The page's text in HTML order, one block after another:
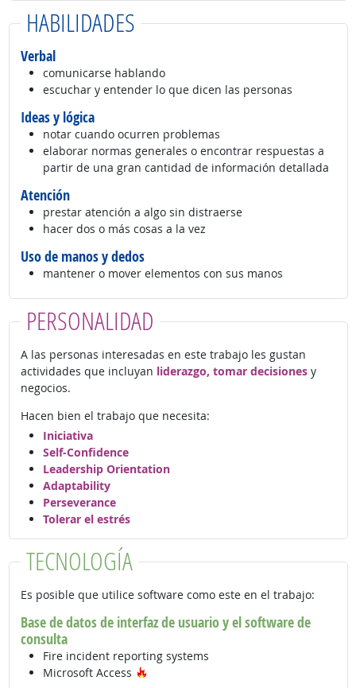
HABILIDADES
Verbal
comunicarse hablando
escuchar y entender lo que dicen las personas
Ideas y lógica
notar cuando ocurren problemas
elaborar normas generales o encontrar respuestas a
partir de una gran cantidad de información detallada
Atención
prestar atención a algo sin distraerse
hacer dos o más cosas a la vez
Uso de manos y dedos
mantener o mover elementos con sus manos
PERSONALIDAD
A las personas interesadas en este trabajo les gustan
actividades que incluyan liderazgo, tomar decisionesy
negocios.
Hacen bien el trabajo que necesita:
Iniciativa
Self-Confidence
Leadership Orientation
Adaptability
Perseverance
Tolerar el estrés
TECNOLOGÍA
Es posible que utilice software como este en el trabajo:
Base de datos de interfaz de usuario y el software de
consulta
Fire incident reporting systems
Microsoft Access